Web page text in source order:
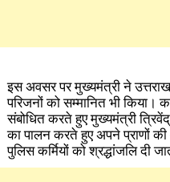
इस अवसर पर मुख्यमंत्री ने
परिजनों को सम्मानित भी किया।
संबोधित करते हुए मुख्यमंत्री
का पालन करते हुए अपने प्राणों
पुलिस कर्मियों को श्रद्धांजलि दी